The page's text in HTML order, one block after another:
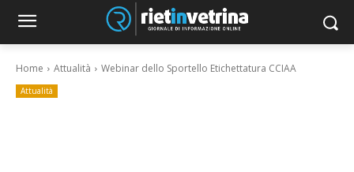
Home Attualità Webinar dello Sportello Etichettatura CCIAA
Attualità